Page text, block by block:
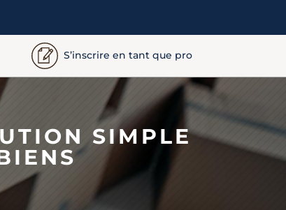
S’inscrire en tant que pro
SIMPLE